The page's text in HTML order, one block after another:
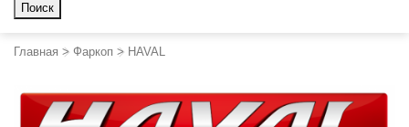
Поиск
Главная > Фаркоп > HAVAL